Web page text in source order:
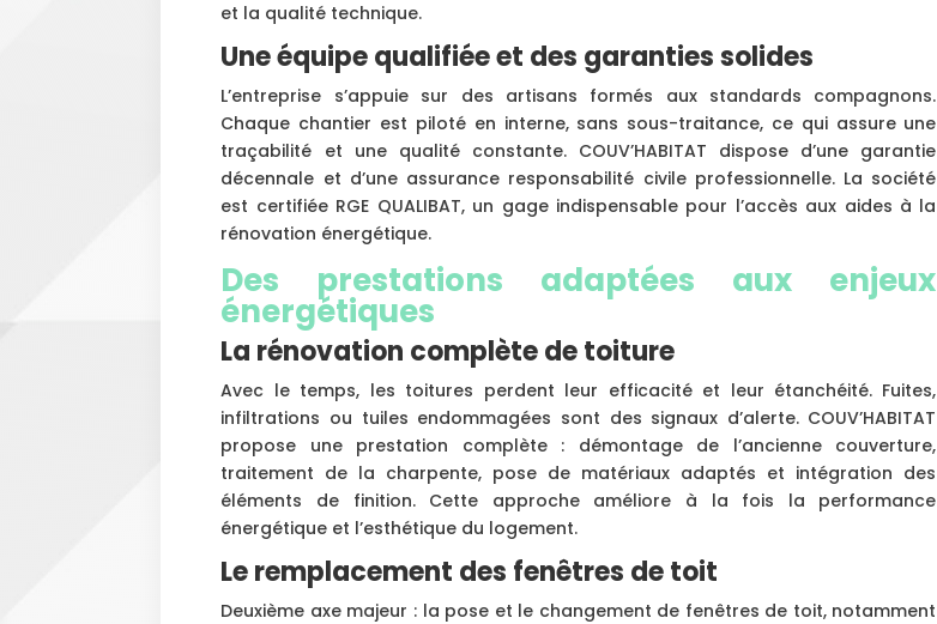
et la qualité technique.
Une équipe qualifiée et des garanties solides
L’entreprise s’appuie sur des artisans formés aux standards compagnons.
Chaque chantier est piloté en interne, sans sous-traitance, ce qui assure une
traçabilité et une qualité constante. COUV’HABITAT dispose d’une garantie
décennale et d’une assurance responsabilité civile professionnelle. La société
est certifiée RGE QUALIBAT, un gage indispensable pour l’accès aux aides à la
rénovation énergétique.
Des prestations adaptées aux enjeux
énergétiques
La rénovation complète de toiture
Avec le temps, les toitures perdent leur efficacité et leur étanchéité. Fuites,
infiltrations ou tuiles endommagées sont des signaux d’alerte. COUV’HABITAT
propose une prestation complète : démontage de l’ancienne couverture,
traitement de la charpente, pose de matériaux adaptés et intégration des
éléments de finition. Cette approche améliore à la fois la performance
énergétique et l’esthétique du logement.
Le remplacement des fenêtres de toit
Deuxième axe majeur : la pose et le changement de fenêtres de toit, notamment